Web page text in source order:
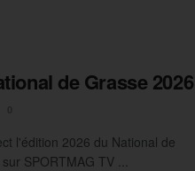
de Grasse 2026
l'édition 2026 du National de
SPORTMAG TV ...